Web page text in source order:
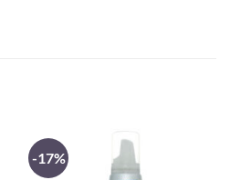
-17%